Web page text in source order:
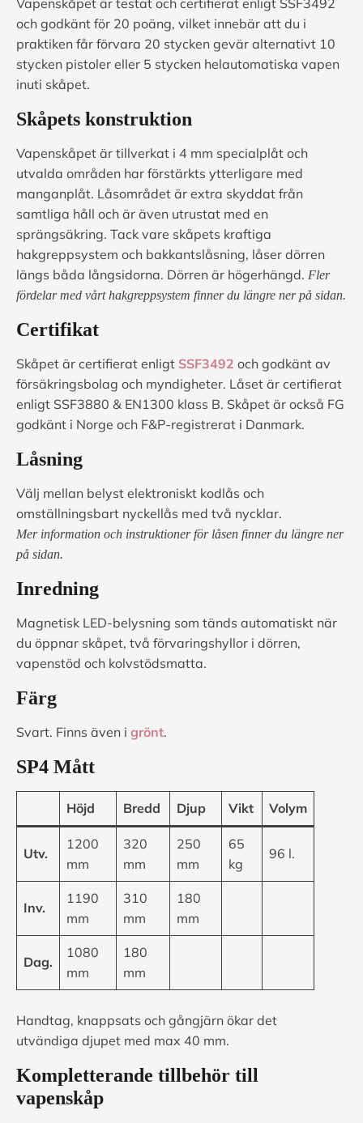
Vapenskåpet är testat och certifierat enligt SSF3492
och godkänt för 20 poäng, vilket innebär att du i
praktiken får förvara 20 stycken gevär alternativt 10
stycken pistoler eller 5 stycken helautomatiska vapen
inuti skåpet.
Skåpets konstruktion
Vapenskåpet är tillverkat i 4 mm specialplåt och
utvalda områden har förstärkts ytterligare med
manganplåt. Låsområdet är extra skyddat från
samtliga håll och är även utrustat med en
sprängsäkring. Tack vare skåpets kraftiga
hakgreppsystem och bakkantslåsning, låser dörren
längs båda långsidorna. Dörren är högerhängd. Fler
fördelar med vårt hakgreppsystem finner du längre ner på sidan.
Certifikat
Skåpet är certifierat enligt SSF3492 och godkänt av
försäkringsbolag och myndigheter. Låset är certifierat
enligt SSF3880 & EN1300 klass B. Skåpet är också FG
godkänt i Norge och F&P-registrerat i Danmark.
Låsning
Välj mellan belyst elektroniskt kodlås och
omställningsbart nyckellås med två nycklar.
Mer information och instruktioner för låsen finner du längre ner
på sidan.
Inredning
Magnetisk LED-belysning som tänds automatiskt när
du öppnar skåpet, två förvaringshyllor i dörren,
vapenstöd och kolvstödsmatta.
Färg
Svart. Finns även i grönt.
SP4 Mått
Höjd Bredd Djup Vikt Volym
Utv.
1200
mm
320
mm
250
mm
65
kg
96 l.
Inv.
1190
mm
310
mm
180
mm
Dag.
1080
mm
180
mm
Handtag, knappsats och gångjärn ökar det
utvändiga djupet med max 40 mm.
Kompletterande tillbehör till
vapenskåp